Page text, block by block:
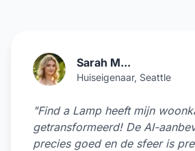
Sarah M...
Huiseigenaar, Seattle
"Find a Lamp heeft mijn
getransformeerd! De AI-
precies goed en de sfeer is